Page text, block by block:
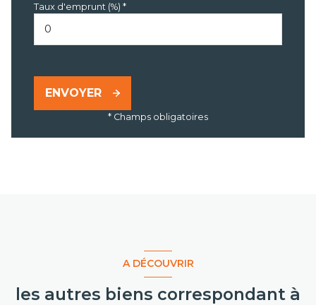
Taux d'emprunt (%) *
ENVOYER
* Champs obligatoires
A DÉCOUVRIR
les autres biens correspondant à